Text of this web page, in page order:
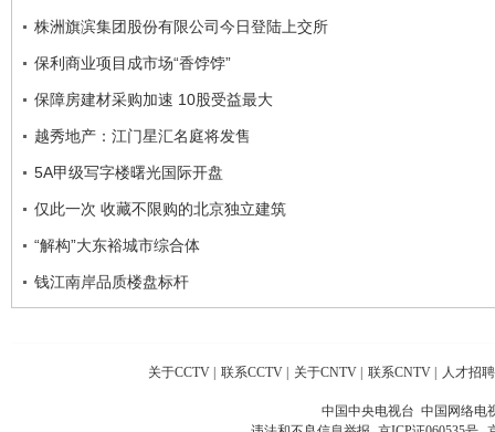
株洲旗滨集团股份有限公司今日登陆上交所
保利商业项目成市场“香饽饽”
保障房建材采购加速 10股受益最大
越秀地产：江门星汇名庭将发售
5A甲级写字楼曙光国际开盘
仅此一次 收藏不限购的北京独立建筑
“解构”大东裕城市综合体
钱江南岸品质楼盘标杆
关于CCTV | 联系CCTV | 关于CNTV | 联系CNTV | 人才招聘
中国中央电视台 中国网络电